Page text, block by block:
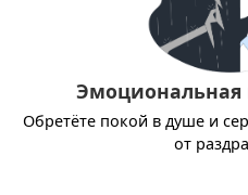
Эмоциональная
Обретёте покой в душе и
от